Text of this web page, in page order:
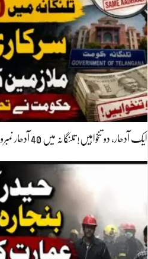
ایک آدھار، دو تنخواہیں! تلنگانہ میں 40 آدھار نمبروں سے 80 سرکاری ملازمین کا…